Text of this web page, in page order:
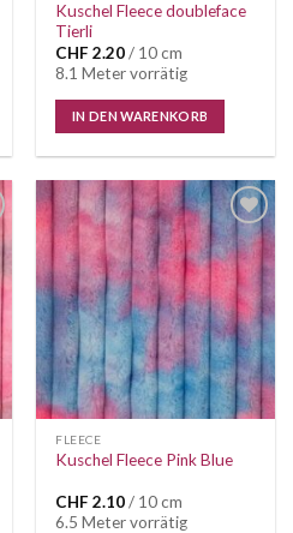
Kuschel Fleece doubleface
Tierli
CHF 2.20/ 10 cm
8.1 Meter vorrätig
IN DEN WARENKORB
Auf die
Wunschliste
FLEECE
Kuschel Fleece Pink Blue
CHF 2.10/ 10 cm
6.5 Meter vorrätig